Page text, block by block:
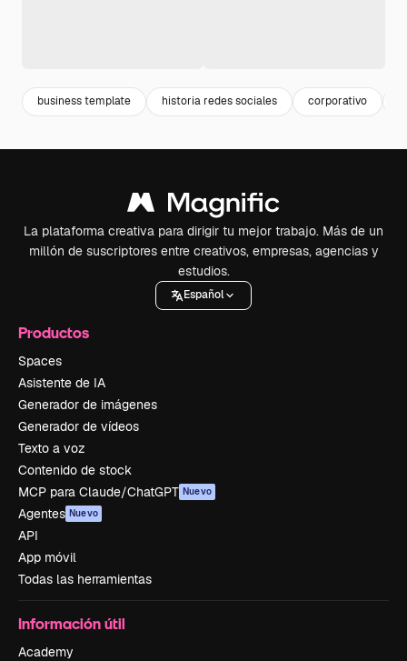
business template historia redes sociales corporativo
La plataforma creativa para dirigir tu mejor trabajo. Más de un
millón de suscriptores entre creativos, empresas, agencias y
estudios.
Español
Productos
Spaces
Asistente de IA
Generador de imágenes
Generador de vídeos
Texto a voz
Contenido de stock
MCP para Claude/ChatGPT Nuevo
Agentes Nuevo
API
App móvil
Todas las herramientas
Información útil
Academy